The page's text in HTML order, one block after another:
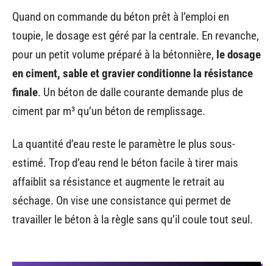
Quand on commande du béton prêt à l’emploi en
toupie, le dosage est géré par la centrale. En revanche,
pour un petit volume préparé à la bétonnière, le dosage
en ciment, sable et gravier conditionne la résistance
finale. Un béton de dalle courante demande plus de
ciment par m³ qu’un béton de remplissage.
La quantité d’eau reste le paramètre le plus sous-
estimé. Trop d’eau rend le béton facile à tirer mais
affaiblit sa résistance et augmente le retrait au
séchage. On vise une consistance qui permet de
travailler le béton à la règle sans qu’il coule tout seul.